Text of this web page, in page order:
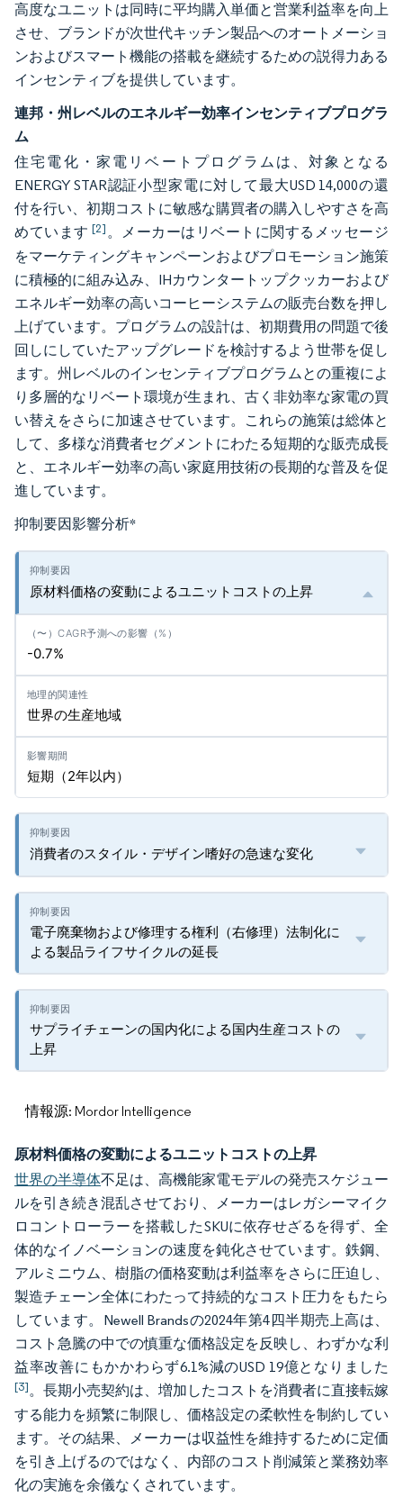
高度なユニットは同時に平均購入単価と営業利益率を向上
させ、ブランドが次世代キッチン製品へのオートメーショ
ンおよびスマート機能の搭載を継続するための説得力ある
インセンティブを提供しています。
連邦・州レベルのエネルギー効率インセンティブプログラ
ム
住宅電化・家電リベートプログラムは、対象となる
ENERGY STAR認証小型家電に対して最大USD 14,000の還
付を行い、初期コストに敏感な購買者の購入しやすさを高
めています[2]。メーカーはリベートに関するメッセージ
をマーケティングキャンペーンおよびプロモーション施策
に積極的に組み込み、IHカウンタートップクッカーおよび
エネルギー効率の高いコーヒーシステムの販売台数を押し
上げています。プログラムの設計は、初期費用の問題で後
回しにしていたアップグレードを検討するよう世帯を促し
ます。州レベルのインセンティブプログラムとの重複によ
り多層的なリベート環境が生まれ、古く非効率な家電の買
い替えをさらに加速させています。これらの施策は総体と
して、多様な消費者セグメントにわたる短期的な販売成長
と、エネルギー効率の高い家庭用技術の長期的な普及を促
進しています。
抑制要因影響分析*
原材料価格の変動によるユニットコストの上昇
-0.7%
世界の生産地域
短期（2年以内）
消費者のスタイル・デザイン嗜好の急速な変化
電子廃棄物および修理する権利（右修理）法制化に
よる製品ライフサイクルの延長
サプライチェーンの国内化による国内生産コストの
上昇
情報源: Mordor Intelligence
原材料価格の変動によるユニットコストの上昇
世界の半導体不足は、高機能家電モデルの発売スケジュー
ルを引き続き混乱させており、メーカーはレガシーマイク
ロコントローラーを搭載したSKUに依存せざるを得ず、全
体的なイノベーションの速度を鈍化させています。鉄鋼、
アルミニウム、樹脂の価格変動は利益率をさらに圧迫し、
製造チェーン全体にわたって持続的なコスト圧力をもたら
しています。Newell Brandsの2024年第4四半期売上高は、
コスト急騰の中での慎重な価格設定を反映し、わずかな利
益率改善にもかかわらず6.1%減のUSD 19億となりました
[3]。長期小売契約は、増加したコストを消費者に直接転嫁
する能力を頻繁に制限し、価格設定の柔軟性を制約してい
ます。その結果、メーカーは収益性を維持するために定価
を引き上げるのではなく、内部のコスト削減策と業務効率
化の実施を余儀なくされています。